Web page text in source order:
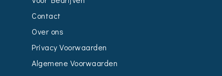
Contact
Over ons
Privacy Voorwaarden
Algemene Voorwaarden